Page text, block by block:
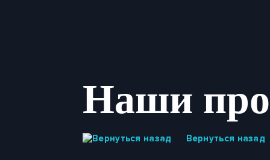
Наши
Вернуться назад